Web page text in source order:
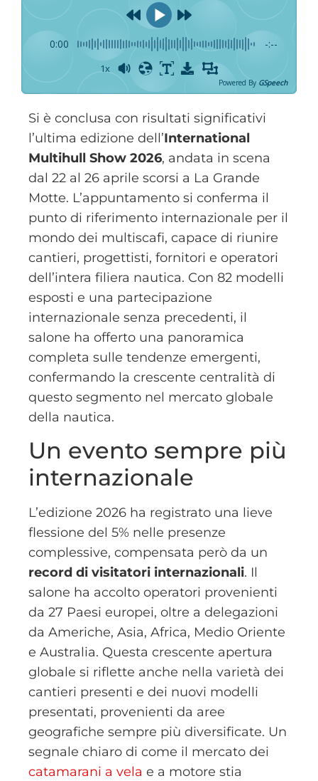
0:00 -:--
1x
Powered By GSpeech
Si è conclusa con risultati significativi
l’ultima edizione dell’International
Multihull Show 2026, andata in scena
dal 22 al 26 aprile scorsi a La Grande
Motte. L’appuntamento si conferma il
punto di riferimento internazionale per il
mondo dei multiscafi, capace di riunire
cantieri, progettisti, fornitori e operatori
dell’intera filiera nautica. Con 82 modelli
esposti e una partecipazione
internazionale senza precedenti, il
salone ha offerto una panoramica
completa sulle tendenze emergenti,
confermando la crescente centralità di
questo segmento nel mercato globale
della nautica.
Un evento sempre più
internazionale
L’edizione 2026 ha registrato una lieve
flessione del 5% nelle presenze
complessive, compensata però da un
record di visitatori internazionali. Il
salone ha accolto operatori provenienti
da 27 Paesi europei, oltre a delegazioni
da Americhe, Asia, Africa, Medio Oriente
e Australia. Questa crescente apertura
globale si riflette anche nella varietà dei
cantieri presenti e dei nuovi modelli
presentati, provenienti da aree
geografiche sempre più diversificate. Un
segnale chiaro di come il mercato dei
catamarani a vela e a motore stia